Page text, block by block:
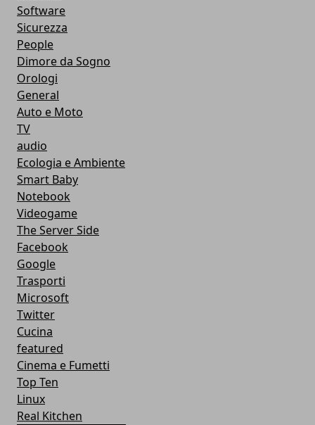
Software
Sicurezza
People
Dimore da Sogno
Orologi
General
Auto e Moto
TV
audio
Ecologia e Ambiente
Smart Baby
Notebook
Videogame
The Server Side
Facebook
Google
Trasporti
Microsoft
Twitter
Cucina
featured
Cinema e Fumetti
Top Ten
Linux
Real Kitchen